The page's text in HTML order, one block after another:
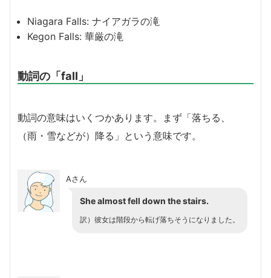
Niagara Falls: ナイアガラの滝
Kegon Falls: 華厳の滝
動詞の「fall」
動詞の意味はいくつかあります。まず「落ちる、
（雨・雪などが）降る」という意味です。
Aさん
She almost fell down the stairs.
訳）彼女は階段から転げ落ちそうになりました。